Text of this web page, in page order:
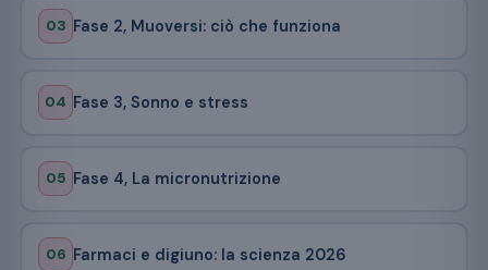
03 Fase 2, Muoversi: ciò che funziona
04 Fase 3, Sonno e stress
05 Fase 4, La micronutrizione
06 Farmaci e digiuno: la scienza 2026